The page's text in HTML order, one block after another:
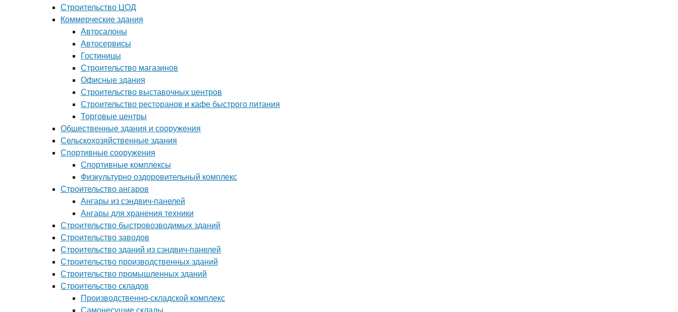
Строительство ЦОД
Коммерческие здания
Автосалоны
Автосервисы
Гостиницы
Строительство магазинов
Офисные здания
Строительство выставочных центров
Строительство ресторанов и кафе быстрого питания
Торговые центры
Общественные здания и сооружения
Сельскохозяйственные здания
Спортивные сооружения
Спортивные комплексы
Физкультурно оздоровительный комплекс
Строительство ангаров
Ангары из сэндвич-панелей
Ангары для хранения техники
Строительство быстровозводимых зданий
Строительство заводов
Строительство зданий из сэндвич-панелей
Строительство производственных зданий
Строительство промышленных зданий
Строительство складов
Производственно-складской комплекс
Самонесущие склады